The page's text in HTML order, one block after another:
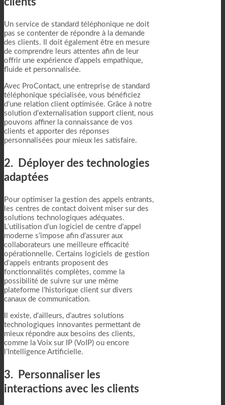
Un service de standard téléphonique ne doit
pas se contenter de répondre à la demande
des clients. Il doit également être en mesure
de comprendre leurs attentes afin de leur
offrir une expérience d’appels empathique,
fluide et personnalisée.
Avec ProContact, une entreprise de standard
téléphonique spécialisée, vous bénéficiez
d’une relation client optimisée. Grâce à notre
solution d’externalisation support client, nous
pouvons affiner la connaissance de vos
clients et apporter des réponses
personnalisées pour mieux les satisfaire.
2. Déployer des technologies
adaptées
Pour optimiser la gestion des appels entrants,
les centres de contact doivent miser sur des
solutions technologiques adéquates.
L’utilisation d’un logiciel de centre d’appel
moderne s’impose afin d’assurer aux
collaborateurs une meilleure efficacité
opérationnelle. Certains logiciels de gestion
d’appels entrants proposent des
fonctionnalités complètes, comme la
possibilité de suivre sur une même
plateforme l’historique client sur divers
canaux de communication.
Il existe, d’ailleurs, d’autres solutions
technologiques innovantes permettant de
mieux répondre aux besoins des clients,
comme la Voix sur IP (VoIP) ou encore
l’Intelligence Artificielle.
3. Personnaliser les
interactions avec les clients